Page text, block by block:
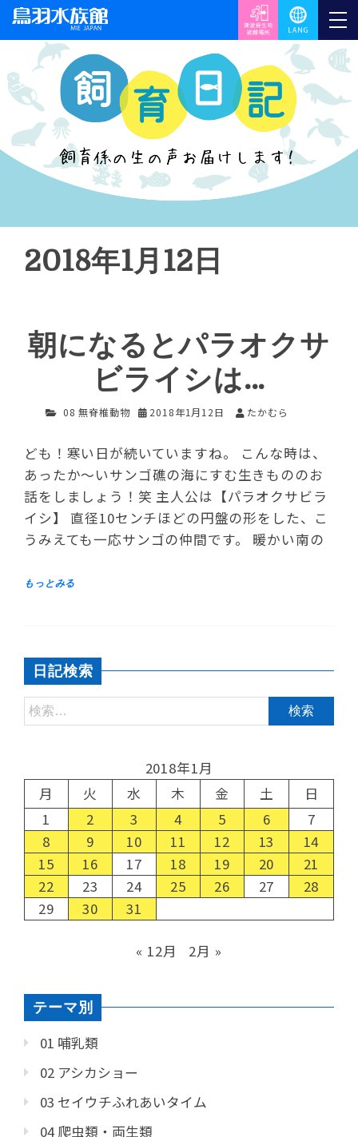
2018年1月12日
朝になるとパラオクサ
ビライシは…
08 無脊椎動物 2018年1月12日 たかむら
ども！寒い日が続いていますね。 こんな時は、
あったか～いサンゴ礁の海にすむ生きもののお
話をしましょう！笑 主人公は【パラオクサビラ
イシ】 直径10センチほどの円盤の形をした、こ
うみえても一応サンゴの仲間です。 暖かい南の
日記検索
2018年1月
月
火 水 木 金 土
日
1
2 3 4 5 6
7
8
9 10 11 12 13
14
15
16 17 18 19 20
21
22
23 24 25 26 27
28
29
30 31
« 12月 2月 »
テーマ別
01 哺乳類
02 アシカショー
03 セイウチふれあいタイム
04 爬虫類・両生類